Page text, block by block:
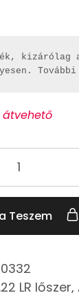
kizárólag
átvehető
Teszem
.22 LR lőszer,